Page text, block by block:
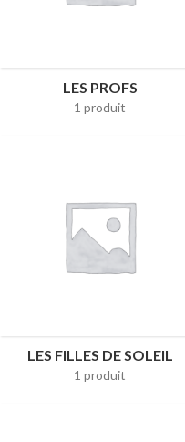
LES PROFS
1 produit
LES FILLES DE SOLEIL
1 produit